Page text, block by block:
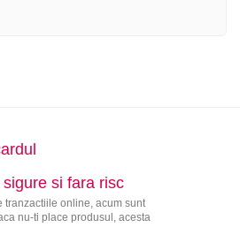
si fara risc
tranzactiile online, acum sunt
nu-ti place produsul, acesta